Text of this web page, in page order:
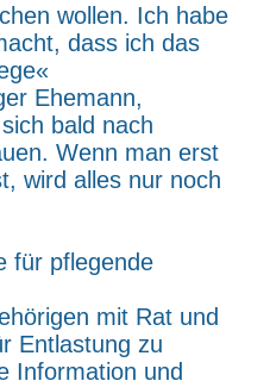
wollen. Ich habe
dass ich das
Ehemann,
bald nach
Wenn man erst
wird alles nur noch
für pflegende
mit Rat und
Entlastung zu
Information und